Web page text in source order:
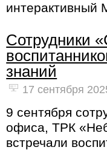
интерактивный
Сотрудники
знаний
17 сентября
9 сентября
офиса, ТРК
встречали